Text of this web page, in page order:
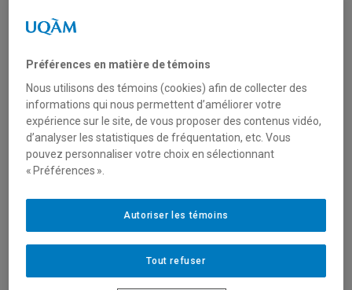
Site web de la revue
REVUE ŒCONOMIA HUMANA
Depuis Automne 2025
Préférences en matière de témoins
Nous utilisons des témoins (cookies) afin de collecter des
informations qui nous permettent d’améliorer votre
expérience sur le site, de vous proposer des contenus vidéo,
d’analyser les statistiques de fréquentation, etc. Vous
pouvez personnaliser votre choix en sélectionnant
« Préférences ».
Tout refuser
Autoriser les témoins